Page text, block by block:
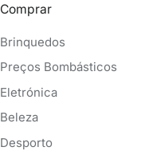
Comprar
Brinquedos
Preços Bombásticos
Eletrónica
Beleza
Desporto